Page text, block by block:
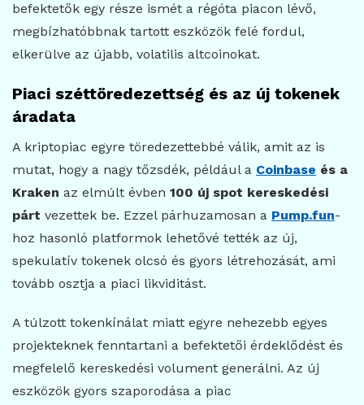
befektetők egy része ismét a régóta piacon lévő,
megbízhatóbbnak tartott eszközök felé fordul,
elkerülve az újabb, volatilis altcoinokat.
Piaci széttöredezettség és az új tokenek
áradata
A kriptopiac egyre töredezettebbé válik, amit az is
mutat, hogy a nagy tőzsdék, például a Coinbase és a
Kraken az elmúlt évben 100 új spot kereskedési
párt vezettek be. Ezzel párhuzamosan a Pump.fun-
hoz hasonló platformok lehetővé tették az új,
spekulatív tokenek olcsó és gyors létrehozását, ami
tovább osztja a piaci likviditást.
A túlzott tokenkínálat miatt egyre nehezebb egyes
projekteknek fenntartani a befektetői érdeklődést és
megfelelő kereskedési volument generálni. Az új
eszközök gyors szaporodása a piac